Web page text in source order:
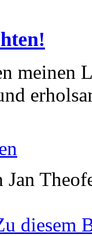
meinen
Jan
diesem